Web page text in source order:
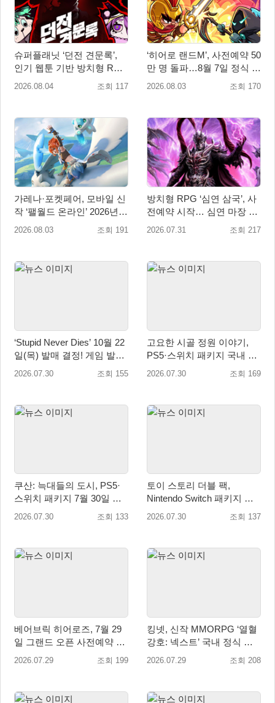
슈퍼플래닛 ‘던전 견문록’,
인기 웹툰 기반 방치형 RPG
로 글로벌 정식 출시
2026.08.04 조회 117
‘히어로 랜드M’, 사전예약 50
만 명 돌파…8월 7일 정식 출
시
2026.08.03 조회 170
가레나·포켓페어, 모바일 신
작 ‘팰월드 온라인’ 2026년
출시 예정
2026.08.03 조회 191
방치형 RPG ‘심연 삼국’, 사
전예약 시작… 심연 마장 수
집·육성 예고
2026.07.31 조회 217
‘Stupid Never Dies’ 10월 22
일(목) 발매 결정! 게임 발매
에 앞서 주제가 음원 선공개
2026.07.30 조회 155
고요한 시골 정원 이야기,
PS5·스위치 패키지 국내 정
식 출시
2026.07.30 조회 169
쿠산: 늑대들의 도시, PS5·
스위치 패키지 7월 30일 국
내 정식 출시
2026.07.30 조회 133
토이 스토리 더블 팩,
Nintendo Switch 패키지 예
약판매 시작
2026.07.30 조회 137
베어브릭 히어로즈, 7월 29
일 그랜드 오픈 사전예약 시
작… 8월 말 오픈 예정
2026.07.29 조회 199
킹넷, 신작 MMORPG ‘열혈
강호: 넥스트’ 국내 정식 출
시
2026.07.29 조회 208